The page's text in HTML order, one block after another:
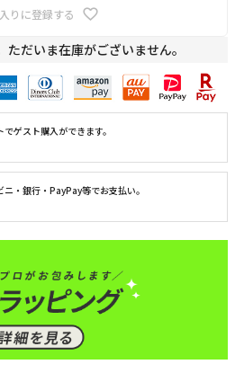
りに登録する
だいま在庫がございません。
ゲスト購入ができます。
・銀行・PayPay等でお支払い。